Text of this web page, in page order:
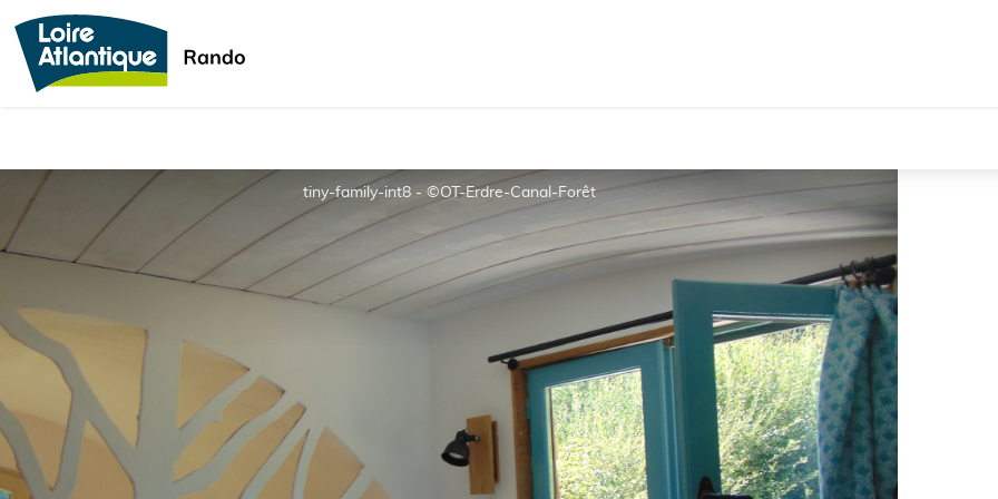
tiny-family-int8 - ©OT-Erdre-Canal-Forêt